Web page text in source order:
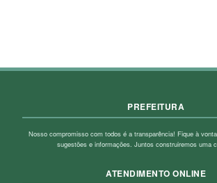
PREFEITURA
Nosso compromisso com todos é a transparência! Fique à
sugestões e informações. Juntos construiremos uma
ATENDIMENTO ONLINE